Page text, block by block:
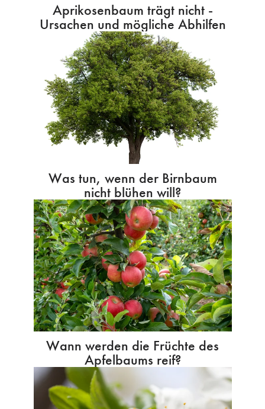
Aprikosenbaum trägt nicht -
Ursachen und mögliche Abhilfen
Was tun, wenn der Birnbaum
nicht blühen will?
Wann werden die Früchte des
Apfelbaums reif?